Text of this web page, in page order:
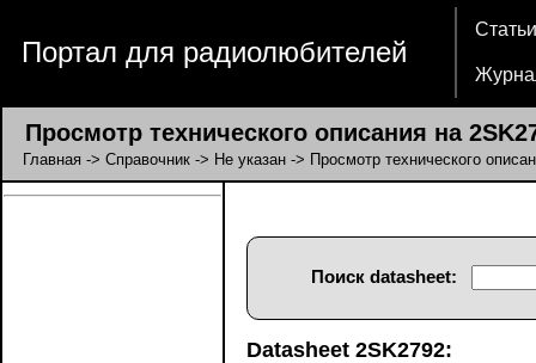
Портал для радиолюбителей
Статьи
Просмотр технического описания на
Главная -> Справочник -> Не указан -> Просмотр технического
Поиск datasheet:
Datasheet 2SK2792: